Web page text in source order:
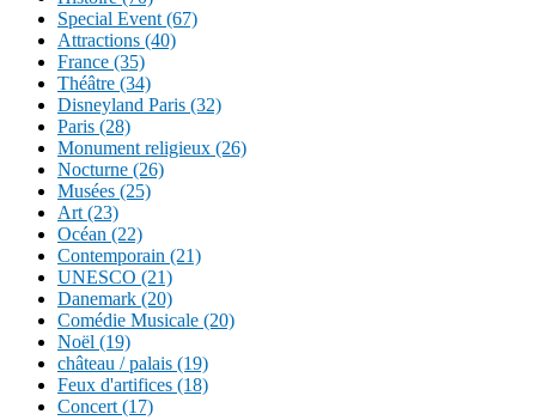
Special Event (67)
Attractions (40)
France (35)
Théâtre (34)
Disneyland Paris (32)
Paris (28)
Monument religieux (26)
Nocturne (26)
Musées (25)
Art (23)
Océan (22)
Contemporain (21)
UNESCO (21)
Danemark (20)
Comédie Musicale (20)
Noël (19)
château / palais (19)
Feux d'artifices (18)
Concert (17)